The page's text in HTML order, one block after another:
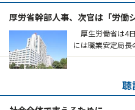
厚労省幹部人事、次官は「労働
厚生労働省は4
には職業安定局
聴